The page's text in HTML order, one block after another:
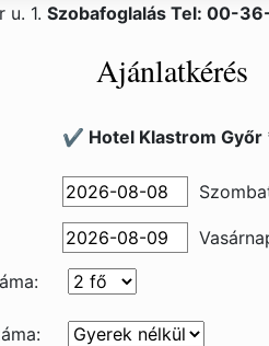
u. 1. Szobafoglalás Tel: 00-
Ajánlatkérés
✔️ Hotel Klastrom